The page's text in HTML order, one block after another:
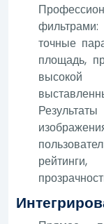
точные
площадь,
высокой